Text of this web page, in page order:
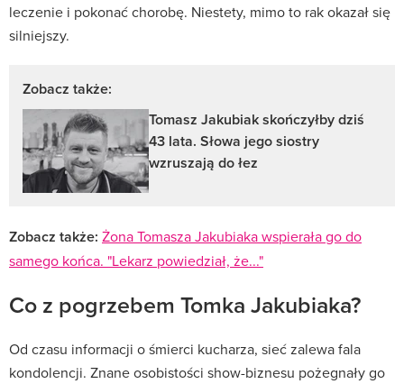
leczenie i pokonać chorobę. Niestety, mimo to rak okazał się
silniejszy.
Zobacz także:
Tomasz Jakubiak skończyłby dziś
43 lata. Słowa jego siostry
wzruszają do łez
Zobacz także: Żona Tomasza Jakubiaka wspierała go do
samego końca. "Lekarz powiedział, że..."
Co z pogrzebem Tomka Jakubiaka?
Od czasu informacji o śmierci kucharza, sieć zalewa fala
kondolencji. Znane osobistości show-biznesu pożegnały go